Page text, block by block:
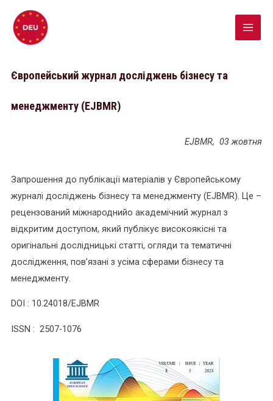
Європейський журнал досліджень бізнесу та
менеджменту (EJBMR)
EJBMR, 03 жовтня
Запрошення до публікації матеріалів у Європейському
журналі досліджень бізнесу та менеджменту (EJBMR). Це –
рецензований міжнароднийо академічний журнал з
відкритим доступом, який публікує високоякісні та
оригінальні дослідницькі статті, огляди та тематичні
дослідження, пов’язані з усіма сферами бізнесу та
менеджменту.
DOI : 10.24018/EJBMR
ISSN : 2507-1076